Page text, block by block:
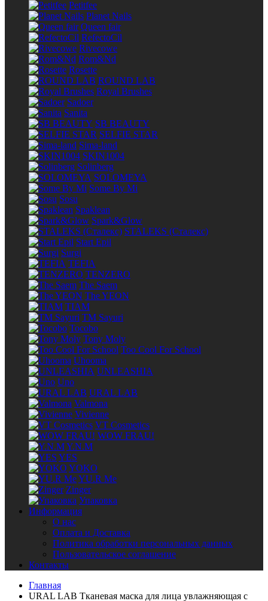
Petitfee
Planet Nails
Queen fair
RefectoCil
Rivecowe
Rom&Nd
Rosette
ROUND LAB
Royal Brushes
Sadoer
Sanita
SB BEAUTY
SELFIE STAR
Sima-land
SKIN1004
Solinberg
SOLOMEYA
Some By Mi
Sosu
Spaklean
Spark&Glow
STALEKS (Сталекс)
Start Epil
Surgi
TEFIA
TENZERO
The Saem
The YEON
TIAM
TM Sayuri
Tocobo
Tony Moly
Too Cool For School
Uhooma
UNLEASHIA
Uno
URAL LAB
Valmona
Vivienne
VT Cosmetics
WOW FRAU!
Y.N.M
YES
YOKO
YU.R Me
Zinger
Упаковка
Информация
О нас
Оплата и Доставка
Политика обработки персональных данных
Пользовательское соглашение
Контакты
Главная
URAL LAB Тканевая маска для лица увлажняющая с